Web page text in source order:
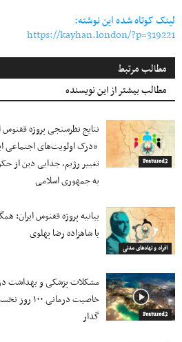
لینک کوتاه شده این نوشته:
https://kayhan.london/?p=319221
مطالب مرتبط
مطالب بیشتر از این نویسنده
Featured2
نتایج نظرسنجی پروژه ققنوس
«درک اولویت‌های اجتماعی
تغییر رژیم، جدایی دین از
به جمهوری اسلامی
افراد و نهادهای مدنی
بیانیه پروژه ققنوس ایران:
با شاهزاده رضا پهلوی
Featured2
مشکلات پزشکی و بهداشت در
خاصیت درمانی
گذار